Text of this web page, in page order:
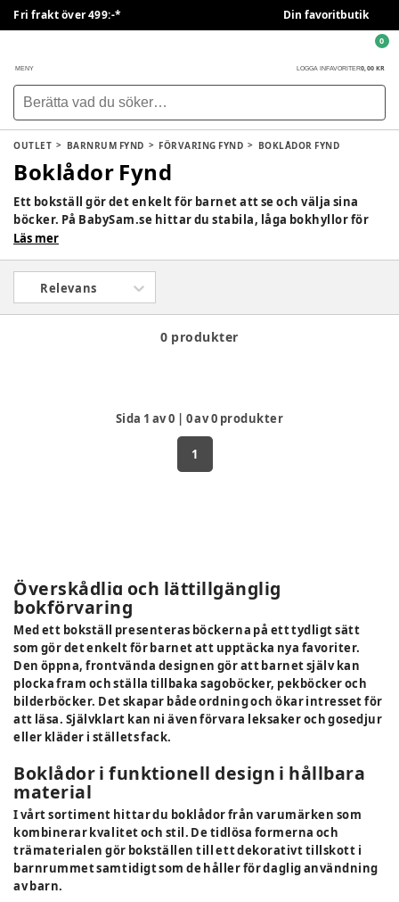
Fri frakt över 499:-* Din favoritbutik
MENY LOGGA IN FAVORITER0,00 KR
0
OUTLET BARNRUM FYND FÖRVARING FYND BOKLÅDOR FYND
Boklådor Fynd
Ett bokställ gör det enkelt för barnet att se och välja sina
böcker. På BabySam.se hittar du stabila, låga bokhyllor för
barn i anpassad höjd, med barnvänliga mönster. Perfekt i
gemensam läsning.
Läs mer
Relevans
0 produkter
Sida 1 av0 | 0av0 produkter
1
Överskådlig och lättillgänglig
bokförvaring
Med ett bokställ presenteras böckerna på ett tydligt sätt
som gör det enkelt för barnet att upptäcka nya favoriter.
Den öppna, frontvända designen gör att barnet själv kan
plocka fram och ställa tillbaka sagoböcker, pekböcker och
bilderböcker. Det skapar både ordning och ökar intresset för
att läsa. Självklart kan ni även förvara leksaker och gosedjur
eller kläder i ställets fack.
Boklådor i funktionell design i hållbara
material
I vårt sortiment hittar du boklådor från varumärken som
kombinerar kvalitet och stil. De tidlösa formerna och
trämaterialen gör bokställen till ett dekorativt tillskott i
barnrummet samtidigt som de håller för daglig användning
av barn.